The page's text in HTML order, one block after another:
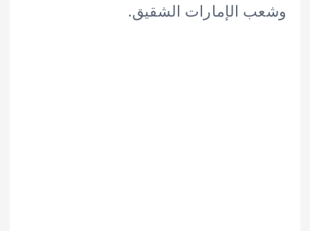
الإمارات الشقيق.